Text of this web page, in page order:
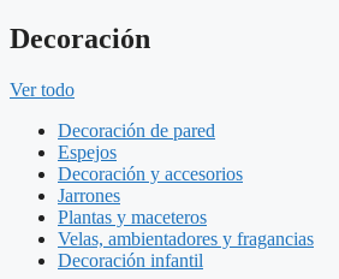
Decoración
Ver todo
Decoración de pared
Espejos
Decoración y accesorios
Jarrones
Plantas y maceteros
Velas, ambientadores y fragancias
Decoración infantil